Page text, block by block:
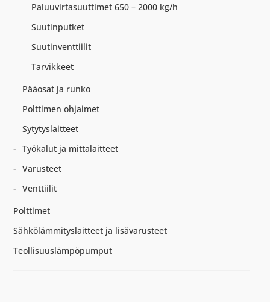
Paluuvirtasuuttimet 650 – 2000 kg/h
Suutinputket
Suutinventtiilit
Tarvikkeet
Pääosat ja runko
Polttimen ohjaimet
Sytytyslaitteet
Työkalut ja mittalaitteet
Varusteet
Venttiilit
Polttimet
Sähkölämmityslaitteet ja lisävarusteet
Teollisuuslämpöpumput